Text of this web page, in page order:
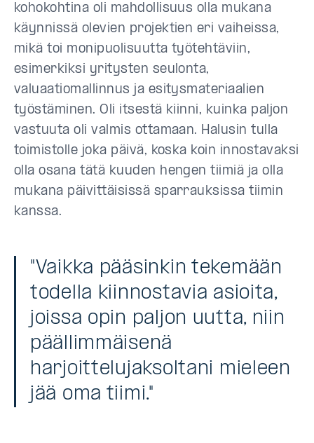
kohokohtina oli mahdollisuus olla mukana
käynnissä olevien projektien eri vaiheissa,
mikä toi monipuolisuutta työtehtäviin,
esimerkiksi yritysten seulonta,
valuaatiomallinnus ja esitysmateriaalien
työstäminen. Oli itsestä kiinni, kuinka paljon
vastuuta oli valmis ottamaan. Halusin tulla
toimistolle joka päivä, koska koin innostavaksi
olla osana tätä kuuden hengen tiimiä ja olla
mukana päivittäisissä sparrauksissa tiimin
kanssa.
"Vaikka pääsinkin tekemään
todella kiinnostavia asioita,
joissa opin paljon uutta, niin
päällimmäisenä
harjoittelujaksoltani mieleen
jää oma tiimi."